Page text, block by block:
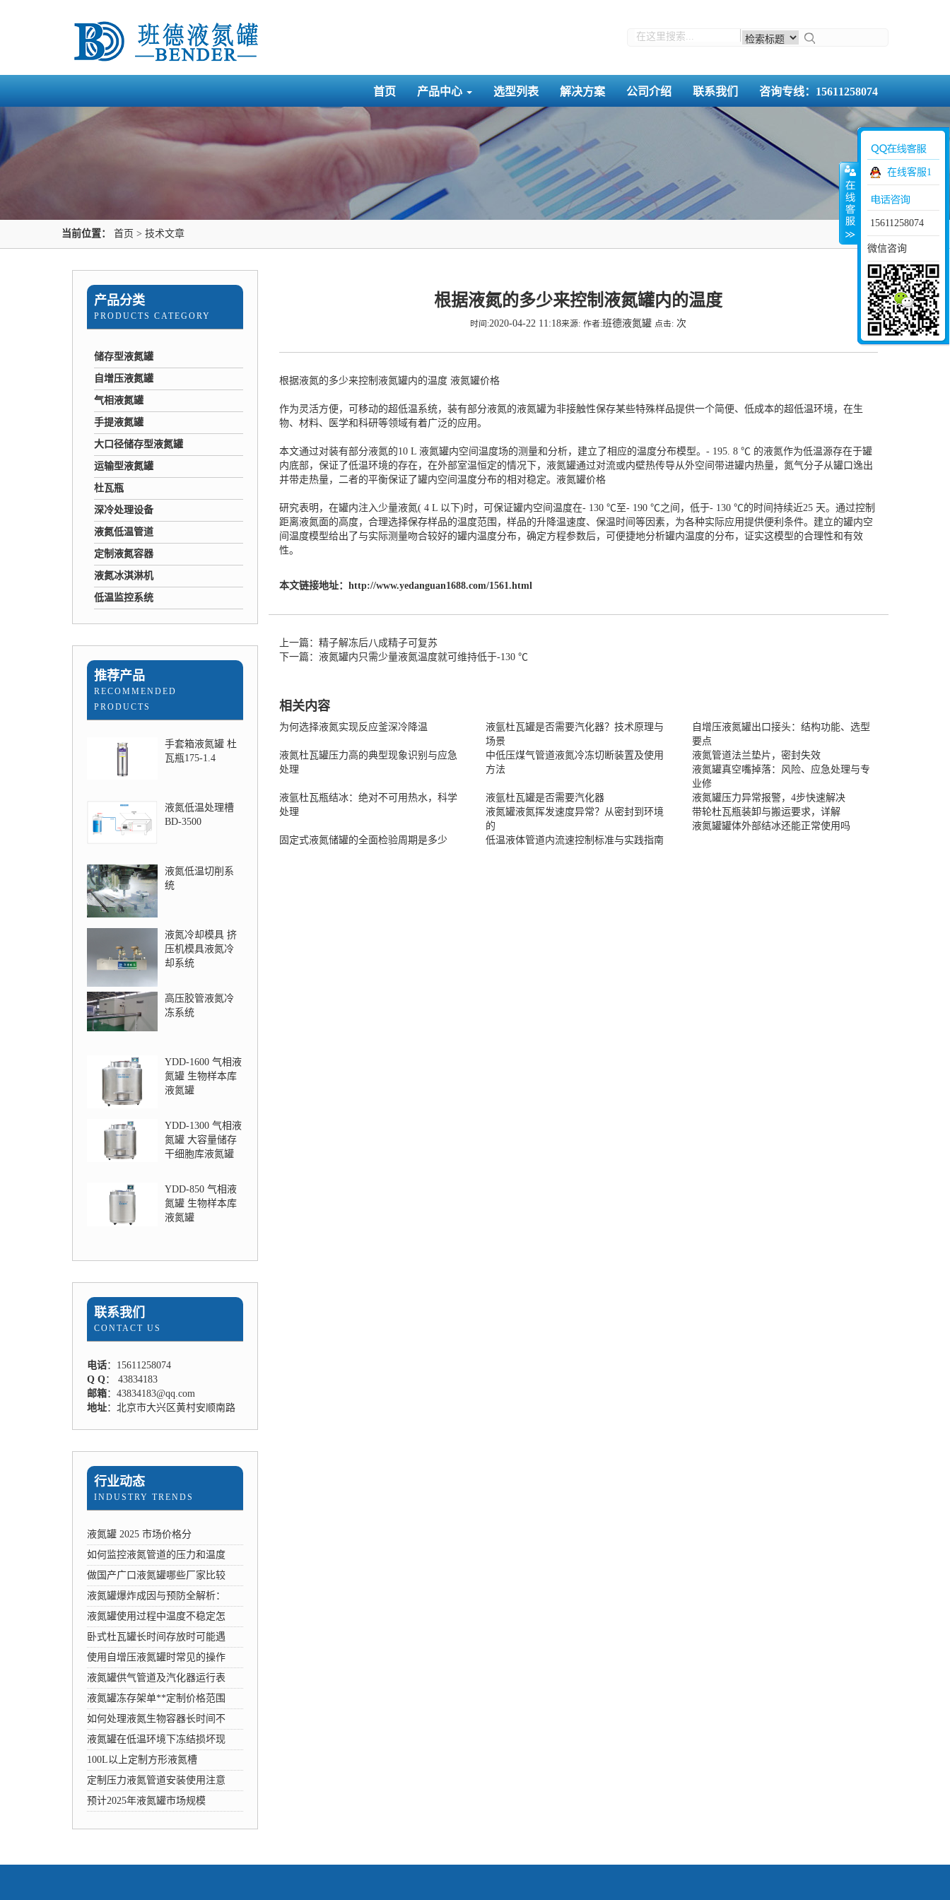
首页 产品中心 选型列表 解决方案 公司介绍 联系我们 咨询专线：15611258074
当前位置： 首页 > 技术文章
产品分类
PRODUCTS CATEGORY
储存型液氮罐
自增压液氮罐
气相液氮罐
手提液氮罐
大口径储存型液氮罐
运输型液氮罐
杜瓦瓶
深冷处理设备
液氮低温管道
定制液氮容器
液氮冰淇淋机
低温监控系统
推荐产品
RECOMMENDED
PRODUCTS
手套箱液氮罐 杜
瓦瓶175-1.4
液氮低温处理槽
BD-3500
液氮低温切削系
统
液氮冷却模具 挤
压机模具液氮冷
却系统
高压胶管液氮冷
冻系统
YDD-1600 气相液
氮罐 生物样本库
液氮罐
YDD-1300 气相液
氮罐 大容量储存
干细胞库液氮罐
YDD-850 气相液
氮罐 生物样本库
液氮罐
联系我们
CONTACT US
电话：15611258074
Q Q： 43834183
邮箱：43834183@qq.com
地址：北京市大兴区黄村安顺南路
行业动态
INDUSTRY TRENDS
液氮罐 2025 市场价格分
如何监控液氮管道的压力和温度
做国产广口液氮罐哪些厂家比较
液氮罐爆炸成因与预防全解析：
液氮罐使用过程中温度不稳定怎
卧式杜瓦罐长时间存放时可能遇
使用自增压液氮罐时常见的操作
液氮罐供气管道及汽化器运行表
液氮罐冻存架单**定制价格范围
如何处理液氮生物容器长时间不
液氮罐在低温环境下冻结损坏现
100L以上定制方形液氮槽
定制压力液氮管道安装使用注意
预计2025年液氮罐市场规模
根据液氮的多少来控制液氮罐内的温度
时间:2020-04-22 11:18来源: 作者:班德液氮罐 点击: 次
根据液氮的多少来控制液氮罐内的温度 液氮罐价格
作为灵活方便，可移动的超低温系统，装有部分液氮的液氮罐为非接触性保存某些特殊样品提供一个简便、低成本的超低温环境，在生
物、材料、医学和科研等领域有着广泛的应用。
本文通过对装有部分液氮的10 L 液氮罐内空间温度场的测量和分析，建立了相应的温度分布模型。- 195. 8 ℃ 的液氮作为低温源存在于罐
内底部，保证了低温环境的存在，在外部室温恒定的情况下，液氮罐通过对流或内壁热传导从外空间带进罐内热量，氮气分子从罐口逸出
并带走热量，二者的平衡保证了罐内空间温度分布的相对稳定。 液氮罐价格
研究表明，在罐内注入少量液氮( 4 L 以下)时，可保证罐内空间温度在- 130 ℃至- 190 ℃之间，低于- 130 ℃的时间持续近25 天。通过控制
距离液氮面的高度，合理选择保存样品的温度范围，样品的升降温速度、保温时间等因素，为各种实际应用提供便利条件。建立的罐内空
间温度模型给出了与实际测量吻合较好的罐内温度分布，确定方程参数后，可便捷地分析罐内温度的分布，证实这模型的合理性和有效
性。
本文链接地址： http://www.yedanguan1688.com/1561.html
上一篇：精子解冻后八成精子可复苏
下一篇：液氮罐内只需少量液氮温度就可维持低于-130 ℃
相关内容
为何选择液氮实现反应釜深冷降温
液氩杜瓦罐是否需要汽化器？技术原理与
场景
自增压液氮罐出口接头：结构功能、选型
要点
液氮杜瓦罐压力高的典型现象识别与应急
处理
中低压煤气管道液氮冷冻切断装置及使用
方法
液氮管道法兰垫片，密封失效
液氮罐真空嘴掉落：风险、应急处理与专
业修
液氩杜瓦瓶结冰：绝对不可用热水，科学
处理
液氩杜瓦罐是否需要汽化器
液氮罐压力异常报警，4步快速解决
液氮罐液氮挥发速度异常？从密封到环境
的
带轮杜瓦瓶装卸与搬运要求，详解
液氮罐罐体外部结冰还能正常使用吗
固定式液氮储罐的全面检验周期是多少
低温液体管道内流速控制标准与实践指南
在线客服1
15611258074
微信咨询